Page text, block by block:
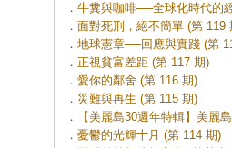
． 牛糞與咖啡──全球化時代的
． 面對死刑，絕不簡單 (第 119
． 地球憲章──回應與實踐 (第
． 正視貧富差距 (第 117 期)
． 愛你的鄰舍 (第 116 期)
． 災難與再生 (第 115 期)
．
【美麗島30週年特輯】美麗
． 憂鬱的光輝十月 (第 114 期)